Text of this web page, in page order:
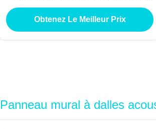
gypse
Obtenez Le Meilleur Prix
Panneau mural à dalles